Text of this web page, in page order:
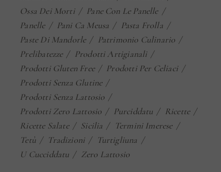
Ossa Dei Morti
Pane Con Le Panelle
Panelle
Pani Ca Meusa
Pasta Frolla
Paste Di Mandorle
Patrimonio Culinario
Prelibatezze
Prodotti Artigianali
Prodotti Gluten Free
Prodotti Per Celiaci
Prodotti Senza Glutine
Prodotti Senza Lattosio
Prodotti Zero Lattosio
Purciddatu
Ricette
Ricette Salate
Sicilia
Termini Imerese
Tetù
Tradizioni
Turtigliuna
U Cucciddatu
Zero Lattosio